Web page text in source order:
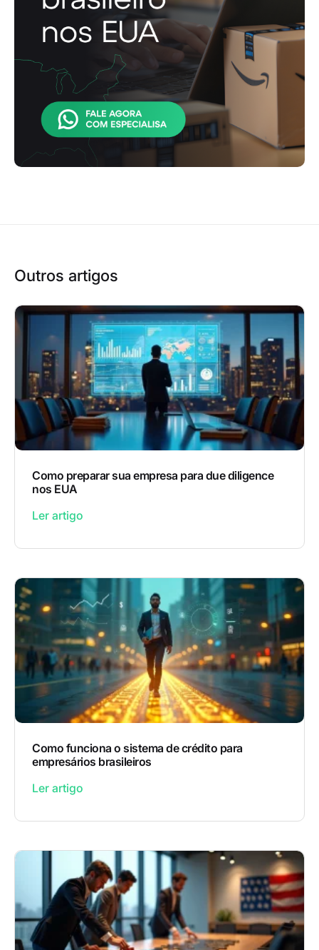
Outros artigos
Como preparar sua empresa para due diligence
nos EUA
Ler artigo
Como funciona o sistema de crédito para
empresários brasileiros
Ler artigo